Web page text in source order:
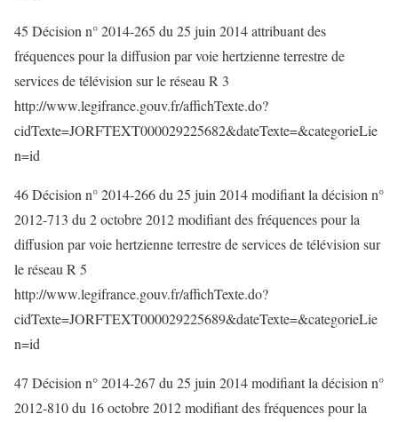
45 Décision n° 2014-265 du 25 juin 2014 attribuant des
fréquences pour la diffusion par voie hertzienne terrestre de
services de télévision sur le réseau R 3
http://www.legifrance.gouv.fr/affichTexte.do?
cidTexte=JORFTEXT000029225682&dateTexte=&categorieLie
n=id
46 Décision n° 2014-266 du 25 juin 2014 modifiant la décision n°
2012-713 du 2 octobre 2012 modifiant des fréquences pour la
diffusion par voie hertzienne terrestre de services de télévision sur
le réseau R 5
http://www.legifrance.gouv.fr/affichTexte.do?
cidTexte=JORFTEXT000029225689&dateTexte=&categorieLie
n=id
47 Décision n° 2014-267 du 25 juin 2014 modifiant la décision n°
2012-810 du 16 octobre 2012 modifiant des fréquences pour la